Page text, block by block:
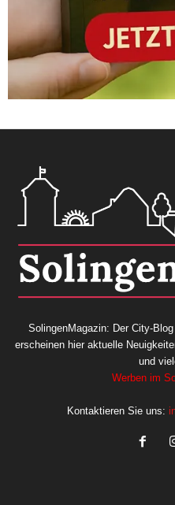
SolingenMagazin: Der City-
erscheinen hier aktuelle
und
Werben im
Kontaktieren Sie uns: